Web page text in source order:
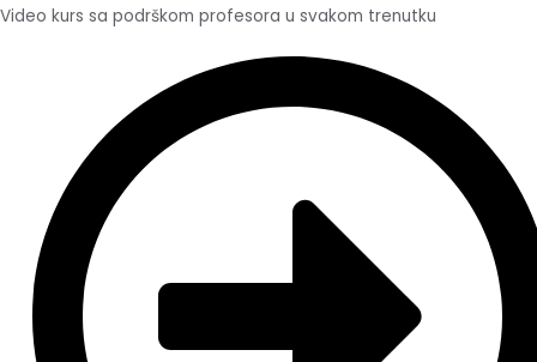
Video kurs sa podrškom profesora u svakom trenutku